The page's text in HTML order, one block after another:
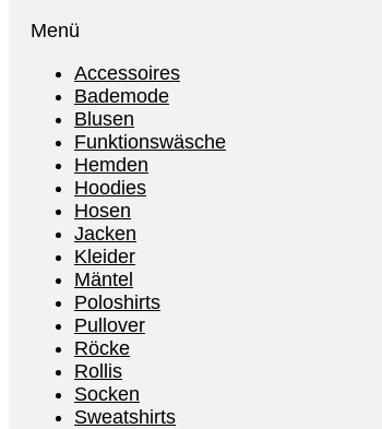
Menü
Accessoires
Bademode
Blusen
Funktionswäsche
Hemden
Hoodies
Hosen
Jacken
Kleider
Mäntel
Poloshirts
Pullover
Röcke
Rollis
Socken
Sweatshirts